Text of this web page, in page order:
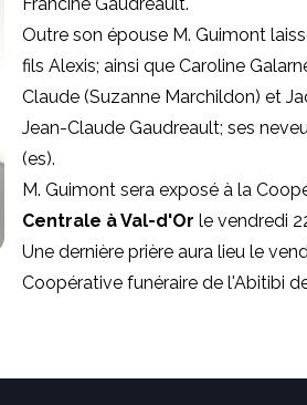
Outre son épouse M. Guimont
fils Alexis; ainsi que Caroline
Claude (Suzanne Marchildon) et
Jean-Claude Gaudreault; ses
(es).
M. Guimont sera exposé à la
Centrale à Val-d'Or le vendredi
Une dernière prière aura lieu le
Coopérative funéraire de l'Abitibi